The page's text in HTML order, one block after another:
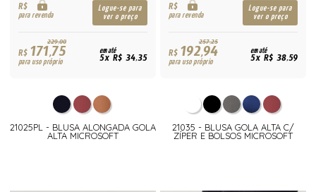
R$
para revenda
Logue-se para
ver o preço
229,00
R$171,75
para uso próprio
em até
5x R$ 34,35
21025PL - BLUSA ALONGADA GOLA
ALTA MICROSOFT
R$
para revenda
Logue-se para
ver o preço
257,25
R$192,94
para uso próprio
em até
5x R$ 38,59
21035 - BLUSA GOLA ALTA C/
ZÍPER E BOLSOS MICROSOFT